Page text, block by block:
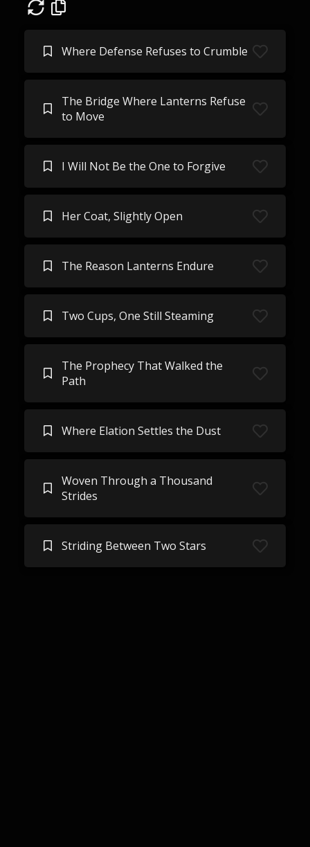
Where Defense Refuses to Crumble
The Bridge Where Lanterns Refuse
to Move
I Will Not Be the One to Forgive
Her Coat, Slightly Open
The Reason Lanterns Endure
Two Cups, One Still Steaming
The Prophecy That Walked the
Path
Where Elation Settles the Dust
Woven Through a Thousand
Strides
Striding Between Two Stars